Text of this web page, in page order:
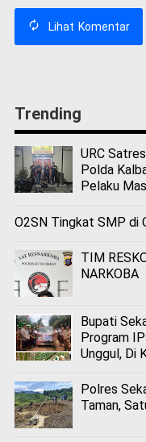
Lihat Komentar
Trending
URC
Polda
Pelaku
O2SN Tingkat SMP di
TIM
NARKOBA
Bupati
Program
Unggul, Di
Polres
Taman,